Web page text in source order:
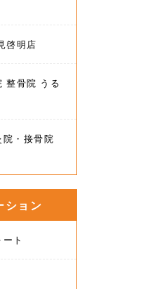
啓明店
整骨院 うる
院・接骨院
ション
ト